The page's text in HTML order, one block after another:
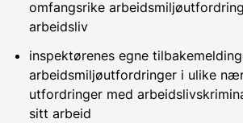
omfangsrike
arbeidsliv
inspektørenes egne
arbeidsmiljøutfordringer i ulike
utfordringer med
sitt arbeid